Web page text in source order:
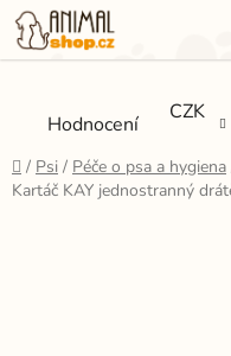
Přejít
na
obsah
Hodnocení CZK
Domů
/ Psi / Péče o psa a hygiena
Kartáč KAY jednostranný